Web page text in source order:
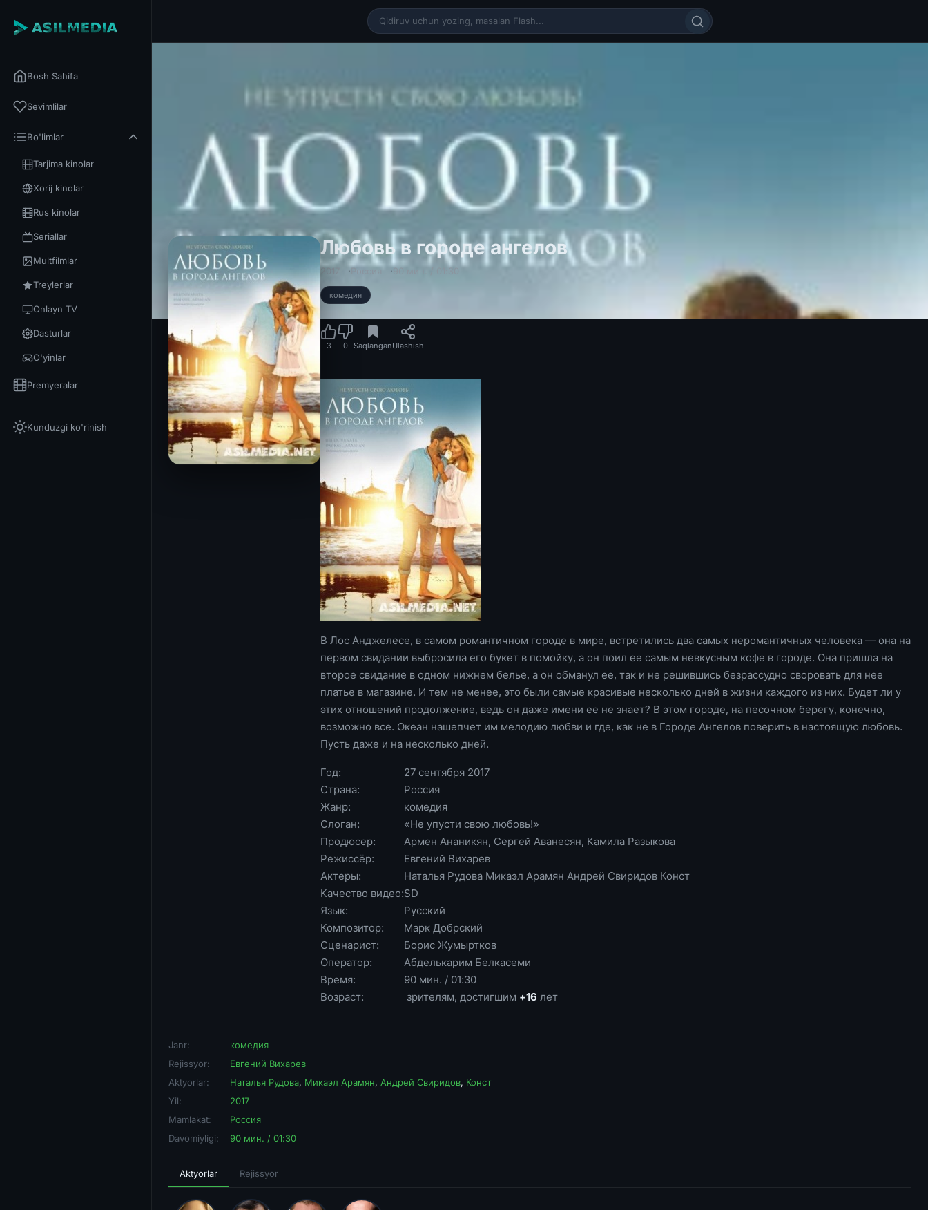
Bosh Sahifa
Sevimlilar
Bo'limlar
Tarjima kinolar
Xorij kinolar
Rus kinolar
Seriallar
Multfilmlar
Treylerlar
Onlayn TV
Dasturlar
O'yinlar
Premyeralar
Kunduzgi ko'rinish
Любовь в городе ангелов
2017 Россия 90 мин. / 01:30
комедия
3 0 SaqlanganUlashish
В Лос Анджелесе, в самом романтичном городе в мире, встретились два самых неромантичных человека — она на
первом свидании выбросила его букет в помойку, а он поил ее самым невкусным кофе в городе. Она пришла на
второе свидание в одном нижнем белье, а он обманул ее, так и не решившись безрассудно своровать для нее
платье в магазине. И тем не менее, это были самые красивые несколько дней в жизни каждого из них. Будет ли у
этих отношений продолжение, ведь он даже имени ее не знает? В этом городе, на песочном берегу, конечно,
возможно все. Океан нашепчет им мелодию любви и где, как не в Городе Ангелов поверить в настоящую любовь.
Пусть даже и на несколько дней.
Год:
27 сентября 2017
Страна:
Россия
Жанр:
комедия
Слоган:
«Не упусти свою любовь!»
Продюсер:
Армен Ананикян, Сергей Аванесян, Камила Разыкова
Режиссёр:
Евгений Вихарев
Актеры:
Наталья Рудова Микаэл Арамян Андрей Свиридов Конст
Качество видео:SD
Язык:
Русский
Композитор:
Марк Добрский
Сценарист:
Борис Жумыртков
Оператор:
Абделькарим Белкасеми
Время:
90 мин. / 01:30
Возраст:
зрителям, достигшим +16 лет
Janr:
комедия
Rejissyor:
Евгений Вихарев
Aktyorlar:
Наталья Рудова, Микаэл Арамян, Андрей Свиридов, Конст
Yil:
2017
Mamlakat:
Россия
Davomiyligi:
90 мин. / 01:30
Aktyorlar Rejissyor